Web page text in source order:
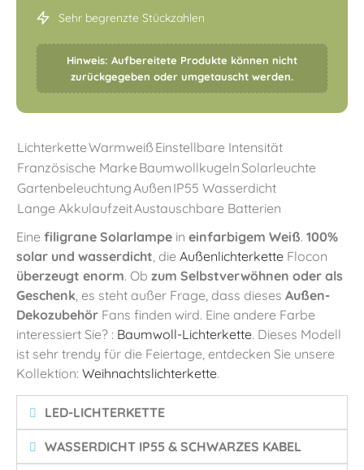
Sehr begrenzte Stückzahlen
Hinweis: Aufbereitete Produkte können nicht
zurückgegeben oder umgetauscht werden.
LichterketteWarmweiß Einstellbare Intensität
Französische Marke BaumwollkugelnSolarleuchte
Gartenbeleuchtung Außen IP55 Wasserdicht
Lange AkkulaufzeitAustauschbare Batterien
Eine filigrane Solarlampe in einfarbigem Weiß. 100%
solar und wasserdicht , die Außenlichterkette Flocon
überzeugt enorm. Ob zum Selbstverwöhnen oder als
Geschenk , es steht außer Frage, dass dieses Außen-
Dekozubehör Fans finden wird. Eine andere Farbe
interessiert Sie? : Baumwoll-Lichterkette. Dieses Modell
ist sehr trendy für die Feiertage, entdecken Sie unsere
Kollektion: Weihnachtslichterkette.
LED-LICHTERKETTE
WASSERDICHT IP55 & SCHWARZES KABEL